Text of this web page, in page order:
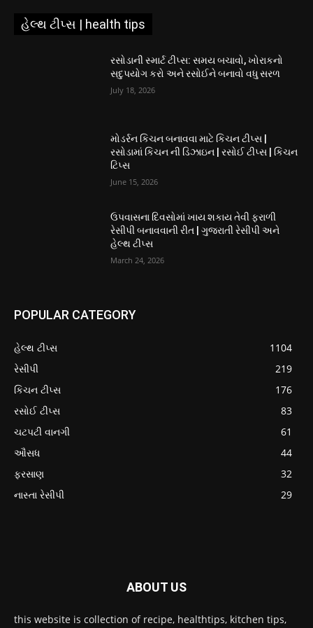
હેલ્થ ટીપ્સ | health tips
રસોડાની સ્માર્ટ ટીપ્સ: સમય બચાવો, ખોરાકનો
સદુપયોગ કરો અને રસોઈને બનાવો વધુ સરળ
July 18, 2026
મોડર્રન કિચન બનાવવા માટે કિચન ટીપ્સ |
રસોડામાં કિચન ની ડિઝાઇન | રસોઈ ટીપ્સ | કિચન
ટિપ્સ
June 15, 2026
ઉપવાસના દિવસોમાં ખાય શકાય તેવી ફરાળી
રેસીપી બનાવવાની રીત | ગુજરાતી રેસીપી અને
હેલ્થ ટીપ્સ
March 24, 2026
POPULAR CATEGORY
હેલ્થ ટીપ્સ
1104
રેસીપી
219
કિચન ટીપ્સ
176
રસોઈ ટીપ્સ
83
ચટપટી વાનગી
61
ઔસધ
44
ફરસાણ
32
નાસ્તા રેસીપી
29
ABOUT US
this website is collection of recipe, healthtips, kitchen tips,